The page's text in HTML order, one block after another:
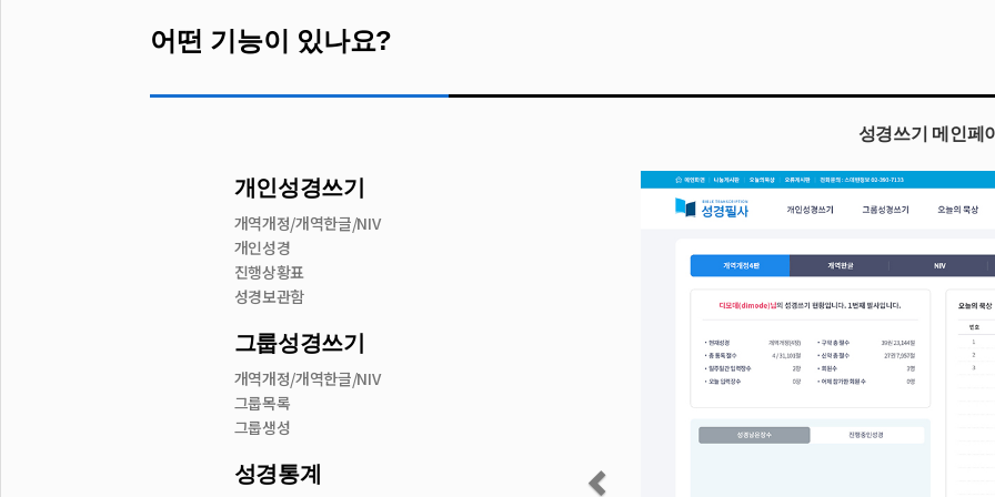
어떤 기능이 있나요?
개인성경쓰기
개역개정/개역한글/NIV
개인성경
진행상황표
성경보관함
그룹성경쓰기
개역개정/개역한글/NIV
그룹목록
그룹생성
성경통계
개인성경쓰기 리